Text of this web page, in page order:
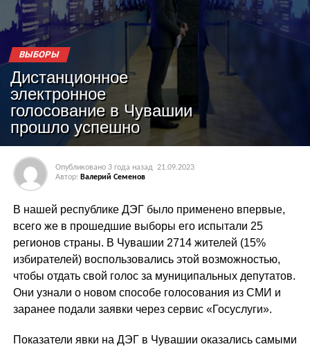
ВЫБОРЫ
Дистанционное
электронное
голосование в Чувашии
прошло успешно
Опубликовано 3 года назад 21.09.2023
Автор: Валерий Семенов
В нашей республике ДЭГ было применено впервые,
всего же в прошедшие выборы его испытали 25
регионов страны. В Чувашии 2714 жителей (15%
избирателей) воспользовались этой возможностью,
чтобы отдать свой голос за муниципальных депутатов.
Они узнали о новом способе голосования из СМИ и
заранее подали заявки через сервис «Госуслуги».
Показатели явки на ДЭГ в Чувашии оказались самыми